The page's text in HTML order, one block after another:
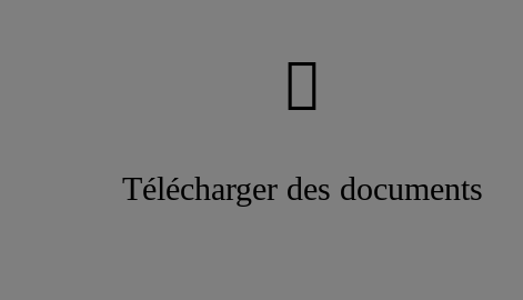
Télécharger des documents